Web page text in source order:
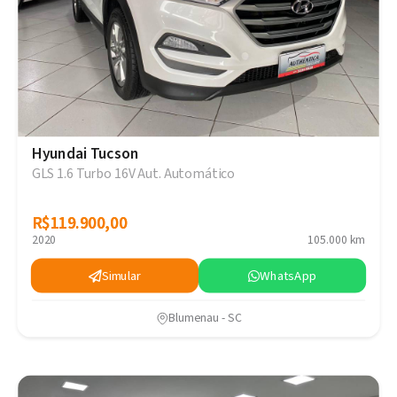
Hyundai Tucson
GLS 1.6 Turbo 16V Aut. Automático
R$119.900,00
R$119.900,00
2020 105.000 km
Simular WhatsApp
Blumenau - SC